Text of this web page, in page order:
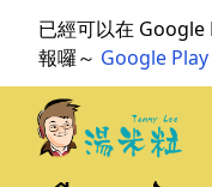
已經可以在 Google
報囉～ Google Play